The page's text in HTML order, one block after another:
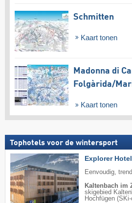
Schmitten
Kaart tonen
Madonna di
Folgàrida/​
Kaart tonen
Tophotels voor de wintersport
Explorer
Eenvoudig,
Kaltenbach im
skigebied
Hochfügen